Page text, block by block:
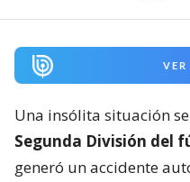
VER
Una insólita situación
Segunda División del
generó un accidente